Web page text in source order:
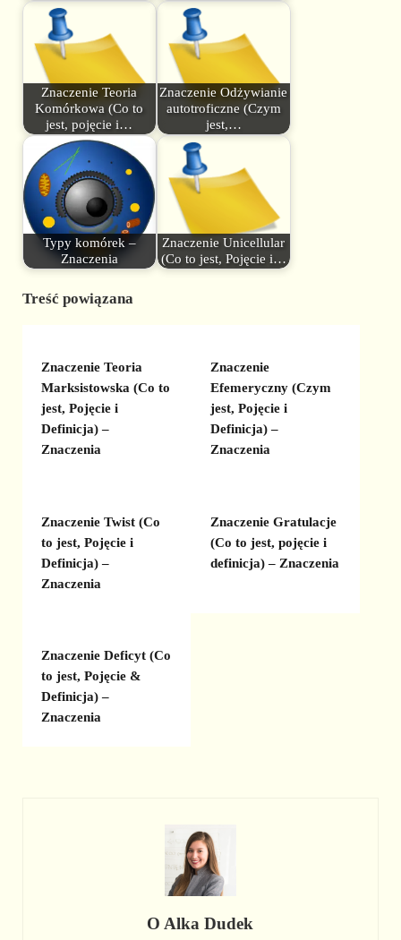
Znaczenie Teoria
Komórkowa (Co to
jest, pojęcie i…
Znaczenie Odżywianie
autotroficzne (Czym
jest,…
Typy komórek –
Znaczenia
Znaczenie Unicellular
(Co to jest, Pojęcie i…
Treść powiązana
Znaczenie Teoria
Marksistowska (Co to
jest, Pojęcie i
Definicja) –
Znaczenia
Znaczenie
Efemeryczny (Czym
jest, Pojęcie i
Definicja) –
Znaczenia
Znaczenie Twist (Co
to jest, Pojęcie i
Definicja) –
Znaczenia
Znaczenie Gratulacje
(Co to jest, pojęcie i
definicja) – Znaczenia
Znaczenie Deficyt (Co
to jest, Pojęcie &
Definicja) –
Znaczenia
O Alka Dudek